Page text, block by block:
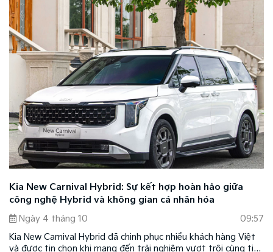
Kia New Carnival Hybrid: Sự kết hợp hoàn hảo giữa
công nghệ Hybrid và không gian cá nhân hóa
Ngày 4 tháng 10
09:57
Kia New Carnival Hybrid đã chinh phục nhiều khách hàng Việt
và được tin chọn khi mang đến trải nghiệm vượt trội cùng tiện